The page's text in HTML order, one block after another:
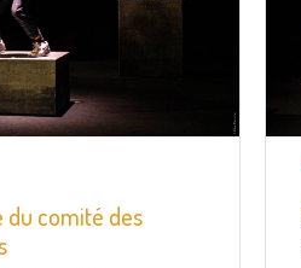
comité des